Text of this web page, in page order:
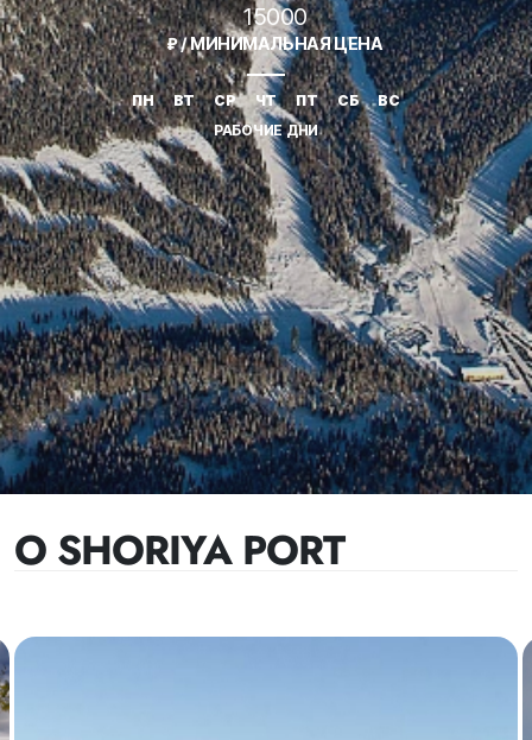
15000
₽ / МИНИМАЛЬНАЯ ЦЕНА
ПН ВТ СР ЧТ ПТ СБ
ВС
РАБОЧИЕ ДНИ
О SHORIYA PORT